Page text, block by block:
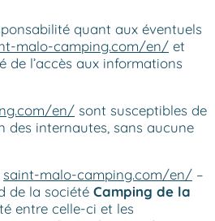
quant aux éventuels
malo-camping.com/en/ et
l’accès aux informations
en/ sont susceptibles de
internautes, sans aucune
saint-malo-camping.com/en/ –
de la société Camping de la
entre celle-ci et les